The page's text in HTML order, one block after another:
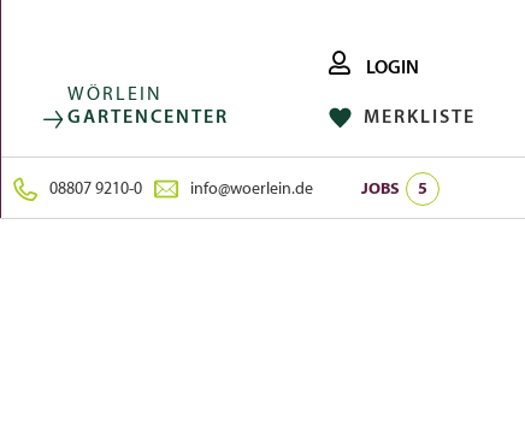
WÖRLEIN
GARTENCENTER
LOGIN
MERKLISTE
08807 9210-0 info@woerlein.de JOBS 5
FOLGE UNS AUF: INSTAGRAM FACEBOOK